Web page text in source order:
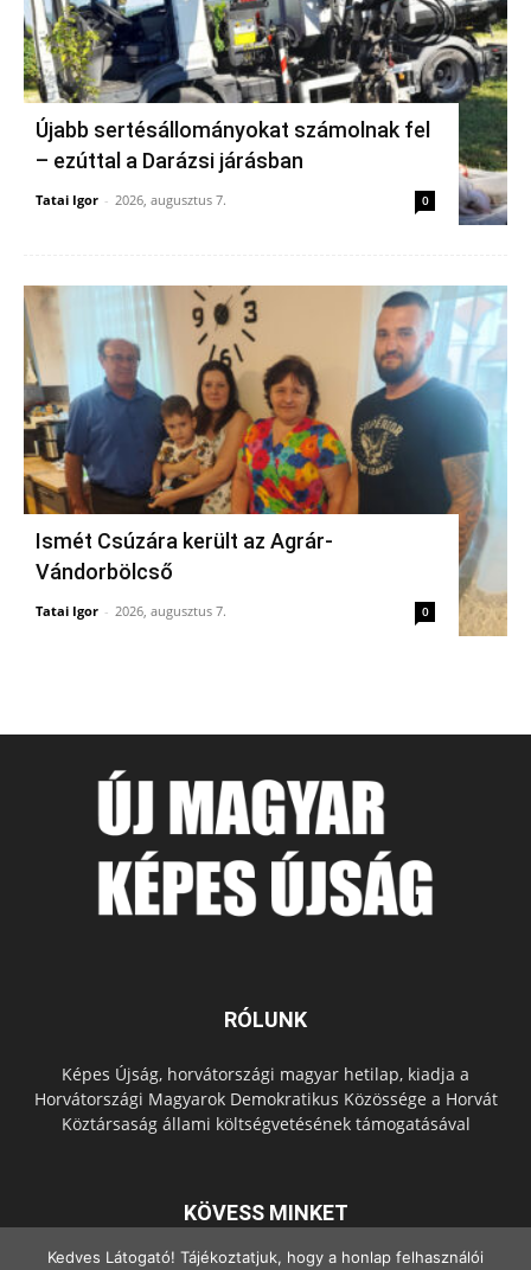
Újabb sertésállományokat számolnak fel
– ezúttal a Darázsi járásban
Tatai Igor - 2026, augusztus 7. 0
Ismét Csúzára került az Agrár-
Vándorbölcső
Tatai Igor - 2026, augusztus 7. 0
RÓLUNK
Képes Újság, horvátországi magyar hetilap, kiadja a
Horvátországi Magyarok Demokratikus Közössége a Horvát
Köztársaság állami költségvetésének támogatásával
KÖVESS MINKET
Kedves Látogató! Tájékoztatjuk, hogy a honlap felhasználói